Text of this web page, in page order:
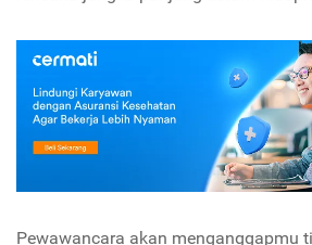
Pewawancara akan menganggapmu